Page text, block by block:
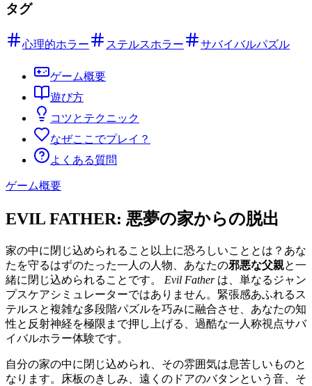
タグ
心理的ホラー ステルスホラー サバイバルパズル
ゲーム概要
遊び方
コツとテクニック
なぜここでプレイ？
よくある質問
ゲーム概要
EVIL FATHER: 悪夢の家からの脱出
家の中に閉じ込められること以上に恐ろしいこととは？あな
たを守るはずのたった一人の人物、あなたの邪悪な父親と一
緒に閉じ込められることです。 Evil Fatherは、単なるジャン
プスケアシミュレーターではありません。緊張感あふれるス
テルスと複雑な多段階パズルを巧みに融合させ、あなたの知
性と反射神経を極限まで押し上げる、過酷な一人称視点サバ
イバルホラー体験です。
自分の家の中に閉じ込められ、その雰囲気は息苦しいものと
なります。床板のきしみ、遠くのドアのバタンという音、そ